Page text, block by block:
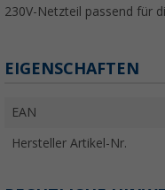
230V-Netzteil passend für
EIGENSCHAFTEN
EAN
Hersteller Artikel-Nr.